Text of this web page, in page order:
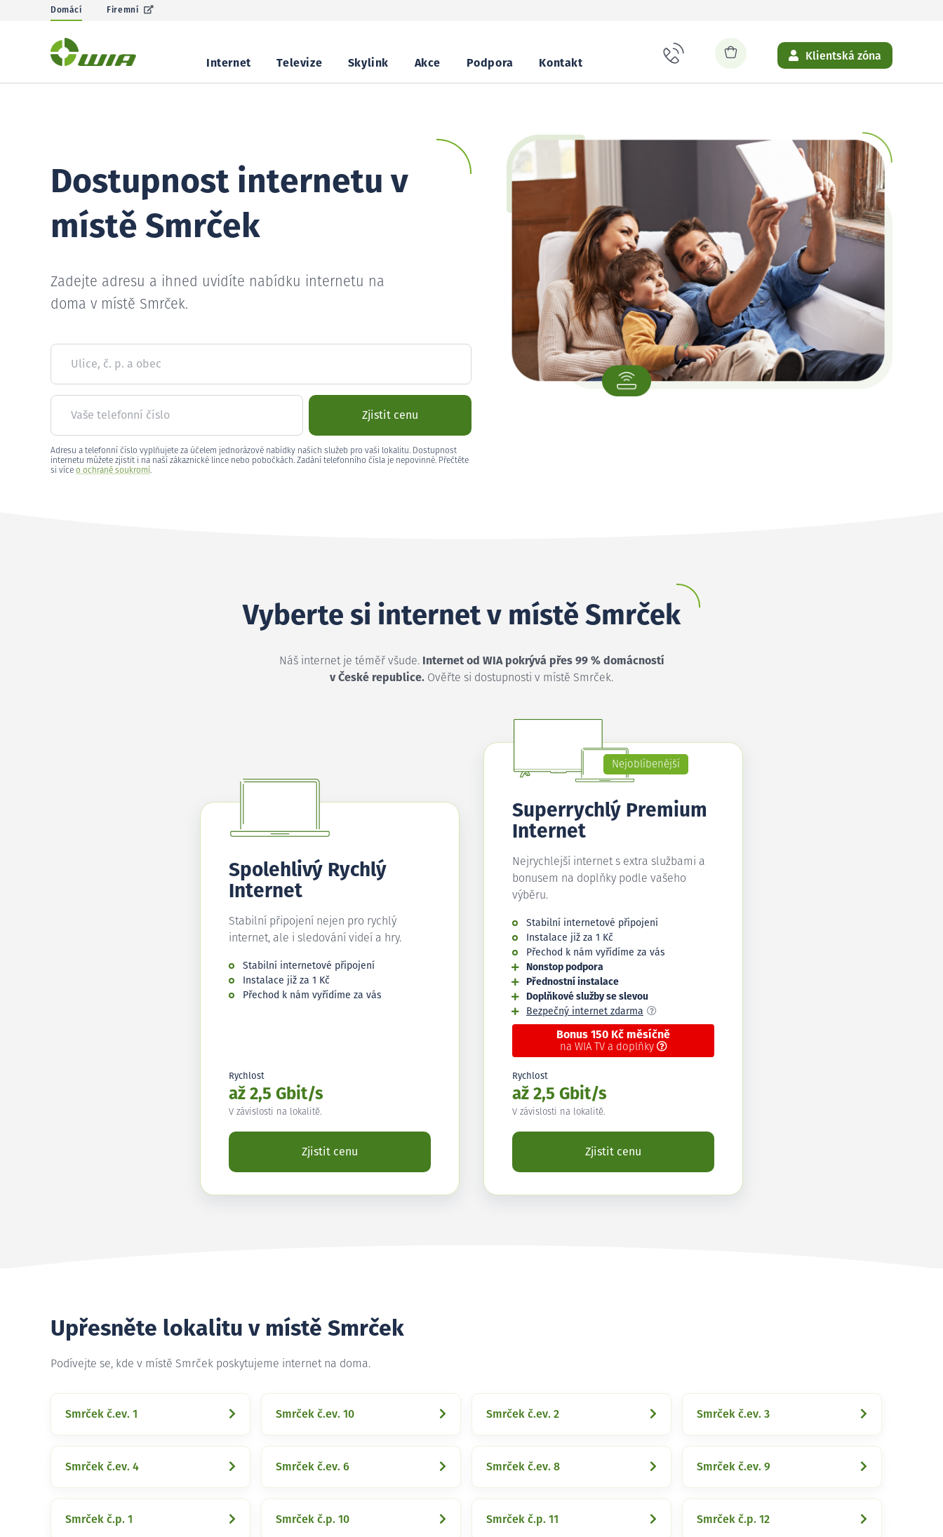
Domácí Firemní
Internet Televize Skylink Akce Podpora Kontakt
Klientská zóna
Dostupnost internetu v
místě Smrček
Zadejte adresu a ihned uvidíte nabídku internetu na
doma v místě Smrček.
Ulice, č. p. a obec
Vaše telefonní číslo Zjistit cenu
Adresu a telefonní číslo vyplňujete za účelem jednorázové nabídky našich služeb pro vaši lokalitu. Dostupnost
internetu můžete zjistit i na naší zákaznické lince nebo pobočkách. Zadání telefonního čísla je nepovinné. Přečtěte
si více o ochraně soukromí.
Vyberte si internet v místě Smrček
Náš internet je téměř všude.
Internet od WIA pokrývá přes 99 % domácností
v České republice. Ověřte si dostupnosti v místě Smrček.
Spolehlivý Rychlý
Internet
Stabilní připojení nejen pro rychlý
internet, ale i sledování videí a hry.
Stabilní internetové připojení
Instalace již za 1 Kč
Přechod k nám vyřídíme za vás
Rychlost
až 2,5 Gbit/s
V závislosti na lokalitě.
Zjistit cenu
Nejoblíbenější
Superrychlý Premium
Internet
Nejrychlejší internet s extra službami a
bonusem na doplňky podle vašeho
výběru.
Stabilní internetové připojení
Instalace již za 1 Kč
Přechod k nám vyřídíme za vás
Nonstop podpora
Přednostní instalace
Doplňkové služby se slevou
Bezpečný internet zdarma
Bonus 150 Kč měsíčně
na WIA TV a doplňky
Rychlost
až 2,5 Gbit/s
V závislosti na lokalitě.
Zjistit cenu
Upřesněte lokalitu v místě Smrček
Podívejte se, kde v místě Smrček poskytujeme internet na doma.
Smrček č.ev. 1 Smrček č.ev. 10 Smrček č.ev. 2 Smrček č.ev. 3
Smrček č.ev. 4 Smrček č.ev. 6 Smrček č.ev. 8 Smrček č.ev. 9
Smrček č.p. 1 Smrček č.p. 10 Smrček č.p. 11 Smrček č.p. 12